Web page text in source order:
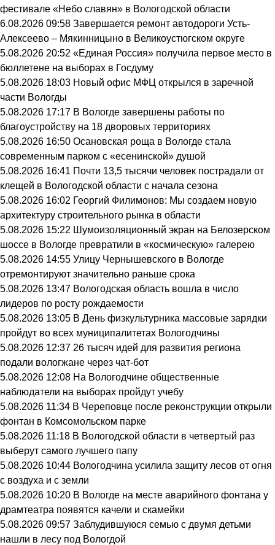
фестивале «Небо славян» в Вологодской области
6.08.2026 09:58 Завершается ремонт автодороги Усть-
Алексеево – Мякинницыно в Великоустюгском округе
5.08.2026 20:52 «Единая Россия» получила первое место в
бюллетене на выборах в Госдуму
5.08.2026 18:03 Новый офис МФЦ открылся в заречной
части Вологды
5.08.2026 17:17 В Вологде завершены работы по
благоустройству на 18 дворовых территориях
5.08.2026 16:50 Осановская роща в Вологде стала
современным парком с «есенинской» душой
5.08.2026 16:41 Почти 13,5 тысячи человек пострадали от
клещей в Вологодской области с начала сезона
5.08.2026 16:02 Георгий Филимонов: Мы создаем новую
архитектуру строительного рынка в области
5.08.2026 15:22 Шумоизоляционный экран на Белозерском
шоссе в Вологде превратили в «космическую» галерею
5.08.2026 14:55 Улицу Чернышевского в Вологде
отремонтируют значительно раньше срока
5.08.2026 13:47 Вологодская область вошла в число
лидеров по росту рождаемости
5.08.2026 13:05 В День физкультурника массовые зарядки
пройдут во всех муниципалитетах Вологодчины
5.08.2026 12:37 26 тысяч идей для развития региона
подали вологжане через чат-бот
5.08.2026 12:08 На Вологодчине общественные
наблюдатели на выборах пройдут учебу
5.08.2026 11:34 В Череповце после реконструкции открыли
фонтан в Комсомольском парке
5.08.2026 11:18 В Вологодской области в четвертый раз
выберут самого лучшего папу
5.08.2026 10:44 Вологодчина усилила защиту лесов от огня
с воздуха и с земли
5.08.2026 10:20 В Вологде на месте аварийного фонтана у
драмтеатра появятся качели и скамейки
5.08.2026 09:57 Заблудившуюся семью с двумя детьми
нашли в лесу под Вологдой